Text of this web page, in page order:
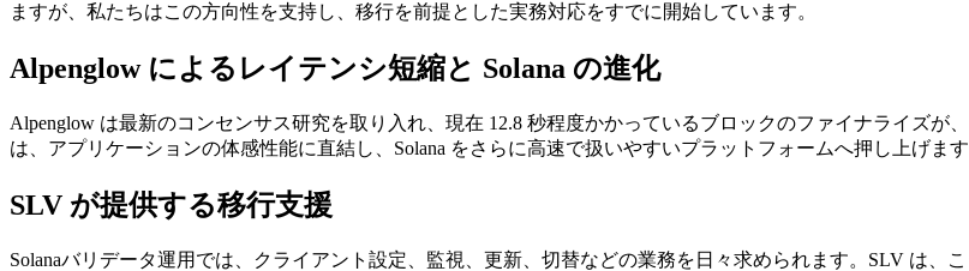
ますが、私たちはこの方向性を支持し、移行を前提とした実務対応をすでに開始しています。
Alpenglow によるレイテンシ短縮と Solana の進化
Alpenglow は最新のコンセンサス研究を取り入れ、現在 12.8 秒程度かかっているブロックのファイナライズが
は、アプリケーションの体感性能に直結し、Solana をさらに高速で扱いやすいプラットフォームへ押し上げます
SLV が提供する移行支援
Solanaバリデータ運用では、クライアント設定、監視、更新、切替などの業務を日々求められます。SLV は